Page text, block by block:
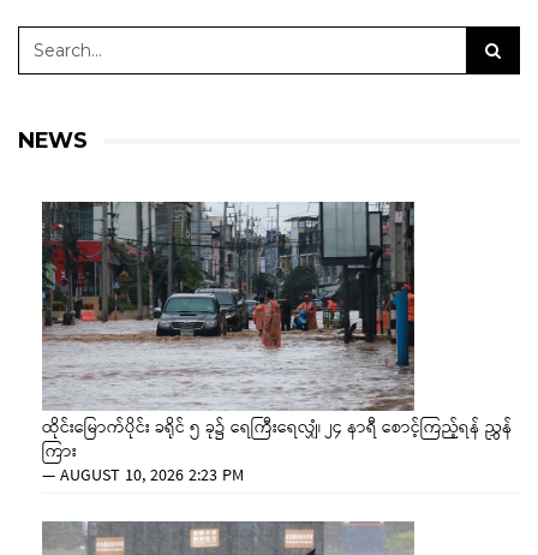
NEWS
ထိုင်းမြောက်ပိုင်း ခရိုင် ၅ ခု၌ ရေကြီးရေလျှံ၊ ၂၄ နာရီ စောင့်ကြည့်ရန် ညွှန်
ကြား
—AUGUST 10, 2026 2:23 PM